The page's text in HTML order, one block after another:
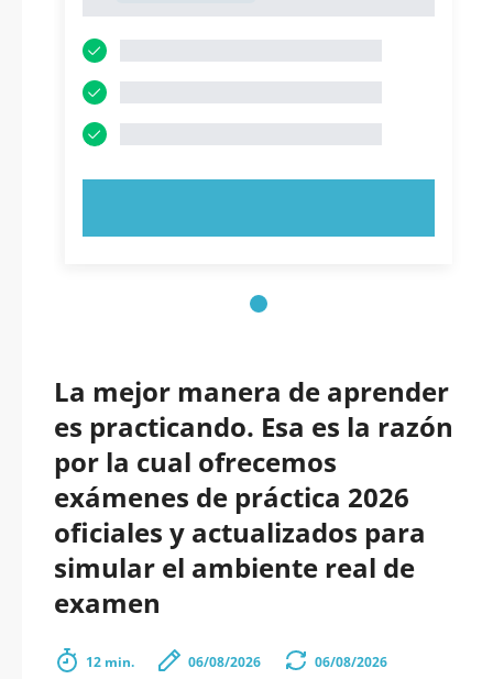
La mejor manera de aprender
es practicando. Esa es la razón
por la cual ofrecemos
exámenes de práctica 2026
oficiales y actualizados para
simular el ambiente real de
examen
12 min. 06/08/2026 06/08/2026